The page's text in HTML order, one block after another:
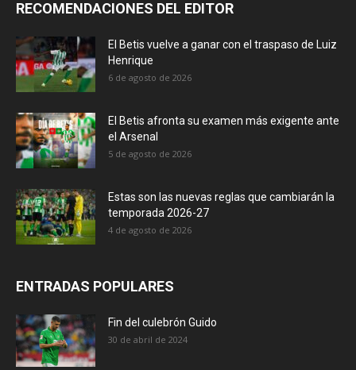
RECOMENDACIONES DEL EDITOR
El Betis vuelve a ganar con el traspaso de Luiz
Henrique
6 de agosto de 2026
El Betis afronta su examen más exigente ante
el Arsenal
5 de agosto de 2026
Estas son las nuevas reglas que cambiarán la
temporada 2026-27
4 de agosto de 2026
ENTRADAS POPULARES
Fin del culebrón Guido
30 de abril de 2024